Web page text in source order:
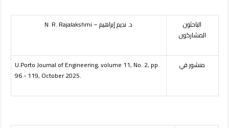
الباحثون
المشاركون
د. نديم إبراهيم –N. R. Rajalakshmi
منشور في
U.Porto Journal of Engineering, volume 11, No. 2, pp.
96 - 119, October 2025.